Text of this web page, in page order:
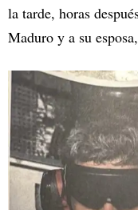
la tarde, horas
Maduro y a su